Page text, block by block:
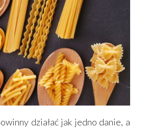
działać jak jedno danie, a